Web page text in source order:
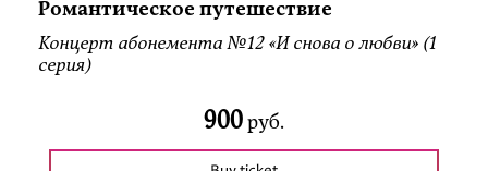
Романтическое путешествие
Концерт абонемента №12 «И снова о любви» (1
серия)
900руб.